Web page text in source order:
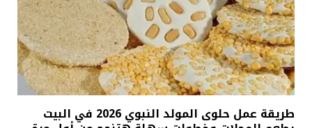
طريقة عمل حلوى المولد النبوي 2026 في البيت